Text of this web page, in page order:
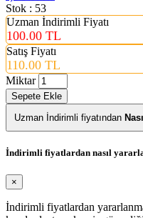
Stok : 53
Uzman İndirimli Fiyatı
100.00 TL
Satış Fiyatı
110.00 TL
Miktar
Sepete Ekle
Uzman İndirimli fiyatından
İndirimli fiyatlardan nasıl
×
İndirimli fiyatlardan